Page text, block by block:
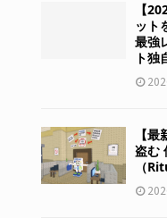
【
ット
最強
ト独
【
盗む
（